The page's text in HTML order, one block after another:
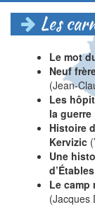
Les
Le mot
Neuf
(Jean-
Les
la guerre
Histoire
Kervizic
Une
Le camp
(Jacques